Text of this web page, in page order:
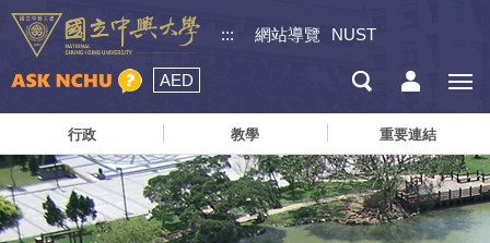
::: 網站導覽 NUST
AED
行政 教學 重要連結